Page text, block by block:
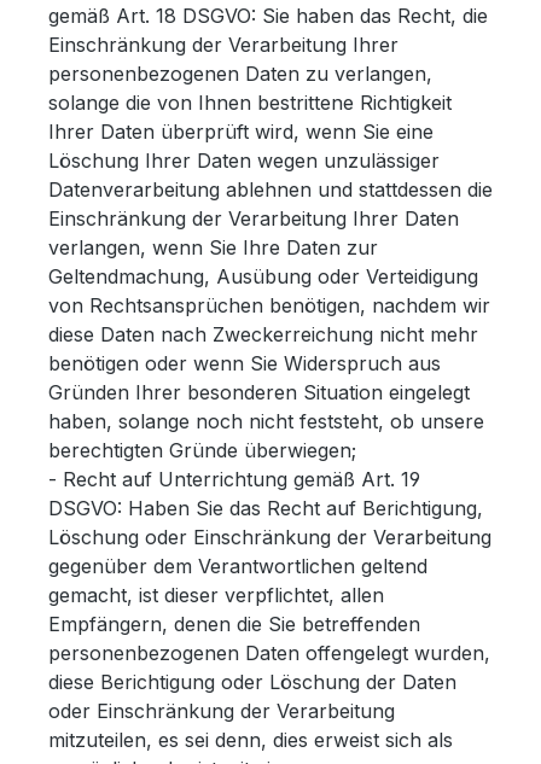
gemäß Art. 18 DSGVO: Sie haben das Recht, die
Einschränkung der Verarbeitung Ihrer
personenbezogenen Daten zu verlangen,
solange die von Ihnen bestrittene Richtigkeit
Ihrer Daten überprüft wird, wenn Sie eine
Löschung Ihrer Daten wegen unzulässiger
Datenverarbeitung ablehnen und stattdessen die
Einschränkung der Verarbeitung Ihrer Daten
verlangen, wenn Sie Ihre Daten zur
Geltendmachung, Ausübung oder Verteidigung
von Rechtsansprüchen benötigen, nachdem wir
diese Daten nach Zweckerreichung nicht mehr
benötigen oder wenn Sie Widerspruch aus
Gründen Ihrer besonderen Situation eingelegt
haben, solange noch nicht feststeht, ob unsere
berechtigten Gründe überwiegen;
- Recht auf Unterrichtung gemäß Art. 19
DSGVO: Haben Sie das Recht auf Berichtigung,
Löschung oder Einschränkung der Verarbeitung
gegenüber dem Verantwortlichen geltend
gemacht, ist dieser verpflichtet, allen
Empfängern, denen die Sie betreffenden
personenbezogenen Daten offengelegt wurden,
diese Berichtigung oder Löschung der Daten
oder Einschränkung der Verarbeitung
mitzuteilen, es sei denn, dies erweist sich als